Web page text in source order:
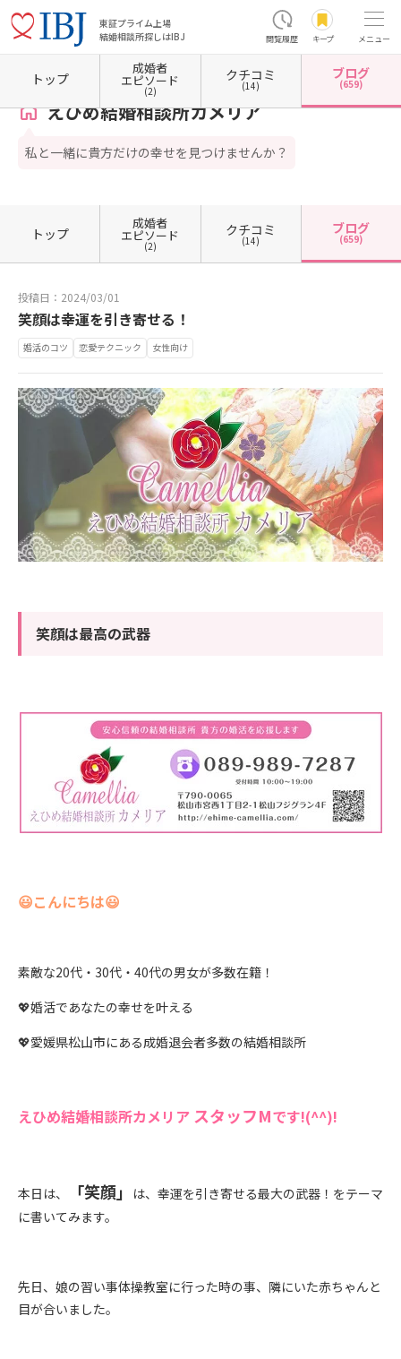
東証プライム上場
結婚相談所探しはIBJ
閲覧履歴 キープ メニュー
ホーム 愛媛県の結婚相談所 愛媛県松山市 えひめ結婚相談所カメリア カウンセラー
えひめ結婚相談所カメリア
私と一緒に貴方だけの幸せを見つけませんか？
トップ
成婚者
エピソード
(2)
クチコミ
(14)
ブログ
(659)
トップ
成婚者
エピソード
(2)
クチコミ
(14)
ブログ
(659)
投稿日：2024/03/01
笑顔は幸運を引き寄せる！
婚活のコツ 恋愛テクニック 女性向け
笑顔は最高の武器
😃こんにちは😃
素敵な20代・ 30代・ 40代の男女が多数在籍！
💖婚活であなたの幸せを叶える
💖愛媛県松山市にある成婚退会者多数の結婚相談所
えひめ結婚相談所カメリア スタッフMです!(^^)!
本日は、 「笑顔」
は、幸運を引き寄せる最大の武器！をテーマ
に書いてみます。
先日、娘の習い事体操教室に行った時の事、隣にいた赤ちゃんと
目が合いました。